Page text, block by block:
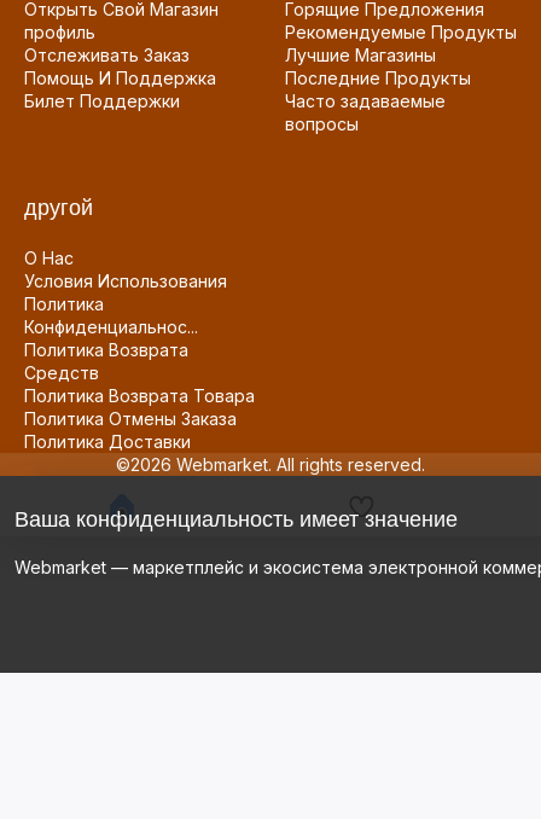
Открыть Свой Магазин
профиль
Отслеживать Заказ
Помощь И Поддержка
Билет Поддержки
Горящие Предложения
Рекомендуемые Продукты
Лучшие Магазины
Последние Продукты
Часто задаваемые
вопросы
другой
О Нас
Условия Использования
Политика
Конфиденциальнос...
Политика Возврата
Средств
Политика Возврата Товара
Политика Отмены Заказа
Политика Доставки
©2026 Webmarket. All rights reserved.
Ваша конфиденциальность имеет значение
Webmarket — маркетплейс и экосистема электронной